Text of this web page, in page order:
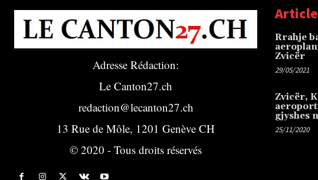
Adresse Rédaction:
Le Canton27.ch
redaction@lecanton27.ch
13 Rue de Môle, 1201 Genève CH
© 2020 - Tous droits réservés
Rrahje
Zvicër
29/05/2021
Zvicër,
gjyshes
25/11/2020